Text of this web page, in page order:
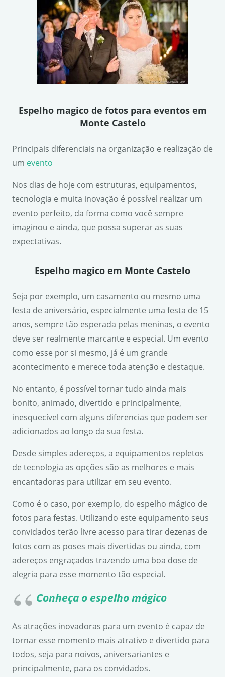
Espelho magico de fotos para eventos em
Monte Castelo
Principais diferenciais na organização e realização de
um evento
Nos dias de hoje com estruturas, equipamentos,
tecnologia e muita inovação é possível realizar um
evento perfeito, da forma como você sempre
imaginou e ainda, que possa superar as suas
expectativas.
Espelho magico em Monte Castelo
Seja por exemplo, um casamento ou mesmo uma
festa de aniversário, especialmente uma festa de 15
anos, sempre tão esperada pelas meninas, o evento
deve ser realmente marcante e especial. Um evento
como esse por si mesmo, já é um grande
acontecimento e merece toda atenção e destaque.
No entanto, é possível tornar tudo ainda mais
bonito, animado, divertido e principalmente,
inesquecível com alguns diferencias que podem ser
adicionados ao longo da sua festa.
Desde simples adereços, a equipamentos repletos
de tecnologia as opções são as melhores e mais
encantadoras para utilizar em seu evento.
Como é o caso, por exemplo, do espelho mágico de
fotos para festas. Utilizando este equipamento seus
convidados terão livre acesso para tirar dezenas de
fotos com as poses mais divertidas ou ainda, com
adereços engraçados trazendo uma boa dose de
alegria para esse momento tão especial.
Conheça o espelho mágico
As atrações inovadoras para um evento é capaz de
tornar esse momento mais atrativo e divertido para
todos, seja para noivos, aniversariantes e
principalmente, para os convidados.